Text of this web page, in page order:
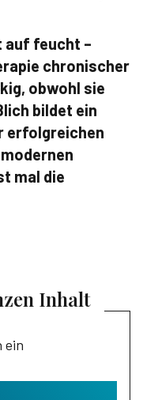
auf feucht –
chronischer
obwohl sie
bildet ein
erfolgreichen
mal die
Inhalt
ein